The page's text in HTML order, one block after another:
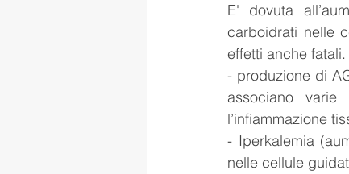
E' dovuta
carboidrati nelle
effetti anche fatali.
- produzione di
associano
l’infiammazione
- Iperkalemia
nelle cellule